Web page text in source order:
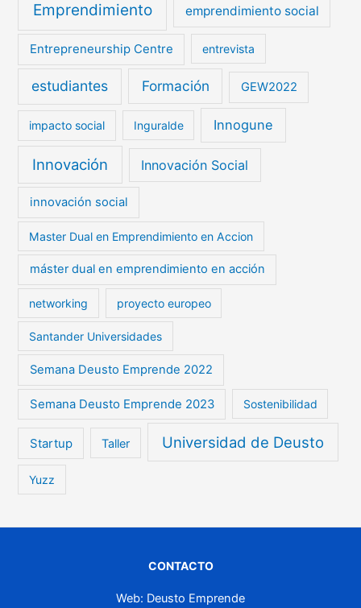
Emprendimiento emprendimiento social
Entrepreneurship Centre entrevista
estudiantes Formación GEW2022
impacto social Inguralde Innogune
Innovación Innovación Social
innovación social
Master Dual en Emprendimiento en Accion
máster dual en emprendimiento en acción
networking proyecto europeo
Santander Universidades
Semana Deusto Emprende 2022
Semana Deusto Emprende 2023 Sostenibilidad
Startup Taller Universidad de Deusto
Yuzz
CONTACTO
Web: Deusto Emprende